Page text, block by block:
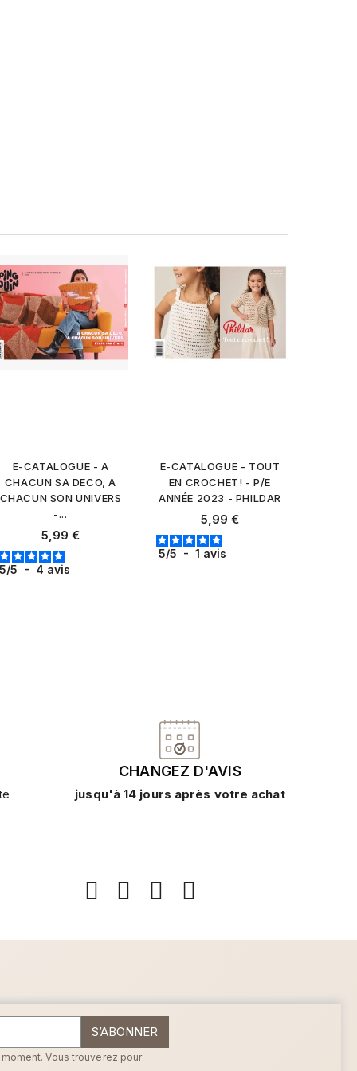
E-CATALOGUE - A
CHACUN SA DECO, A
CHACUN SON UNIVERS
-...
Prix
5,99 €
5/5 - 4 avis
E-CATALOGUE - TOUT
EN CROCHET! - P/E
ANNÉE 2023 - PHILDAR
Prix
5,99 €
5/5 - 1 avis
CHANGEZ D'AVIS
jusqu'à 14 jours après votre achat
S’ABONNER
Vous trouverez pour